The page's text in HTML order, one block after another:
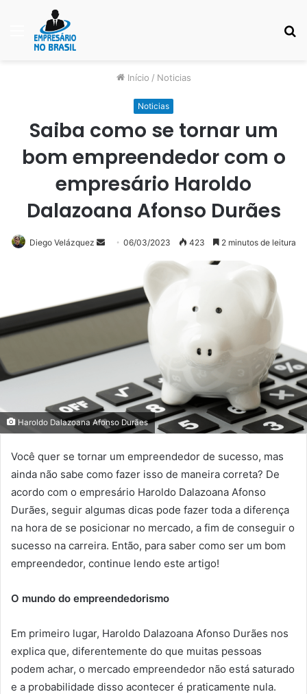
Menu
Início / Noticias
Noticias
Saiba como se tornar um
bom empreendedor com o
empresário Haroldo
Dalazoana Afonso Durães
Diego Velázquez
Mande
mail
06/03/2023 423 2 minutos de leitura
Haroldo Dalazoana Afonso Durães
Você quer se tornar um empreendedor de sucesso, mas
ainda não sabe como fazer isso de maneira correta? De
acordo com o empresário Haroldo Dalazoana Afonso
Durães, seguir algumas dicas pode fazer toda a diferença
na hora de se posicionar no mercado, a fim de conseguir o
sucesso na carreira. Então, para saber como ser um bom
empreendedor, continue lendo este artigo!
O mundo do empreendedorismo
Em primeiro lugar, Haroldo Dalazoana Afonso Durães nos
explica que, diferentemente do que muitas pessoas
podem achar, o mercado empreendedor não está saturado
e a probabilidade disso acontecer é praticamente nula.